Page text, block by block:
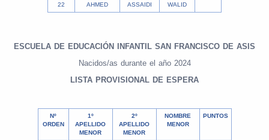
22 AHMED ASSAIDI WALID
ESCUELA DE EDUCACIÓN INFANTIL SAN FRANCISCO DE ASIS
Nacidos/as durante el año 2024
LISTA PROVISIONAL DE ESPERA
Nº
ORDEN
1º
APELLIDO
MENOR
2º
APELLIDO
MENOR
NOMBRE
MENOR
PUNTOS